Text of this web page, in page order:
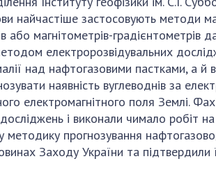
найчастіше застосовують методи
магнітометрів-градієнтометрів
електророзвідувальних
над нафтогазовими пастками, а й
наявність вуглеводнів за
електромагнітного поля Землі.
і виконали чимало робіт
прогнозування
Заходу України та підтвердили